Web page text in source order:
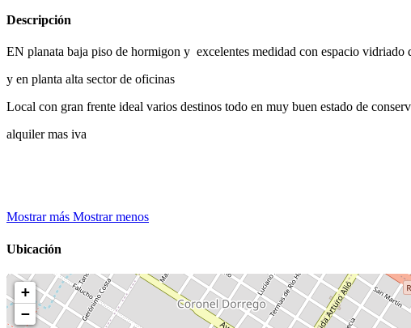
Descripción
EN planata baja piso de hormigon y excelentes medidad con espacio vidriado
y en planta alta sector de oficinas
Local con gran frente ideal varios destinos todo en muy buen estado de
alquiler mas iva
Mostrar más Mostrar menos
Ubicación
+
−